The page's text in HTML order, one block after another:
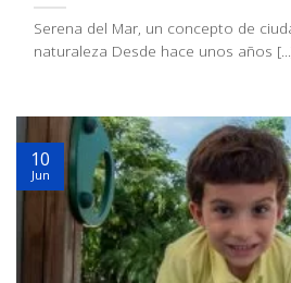
Serena del Mar, un concepto de
naturaleza Desde hace unos años
10
Jun